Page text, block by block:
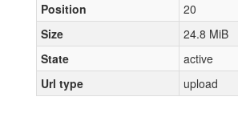
Position
20
Size
24.8 MiB
State
active
Url type
upload